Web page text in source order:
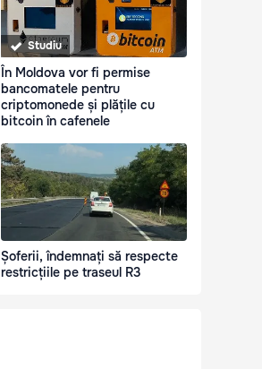
Studiu
În Moldova vor fi permise
bancomatele pentru
criptomonede și plățile cu
bitcoin în cafenele
Șoferii, îndemnați să respecte
restricțiile pe traseul R3